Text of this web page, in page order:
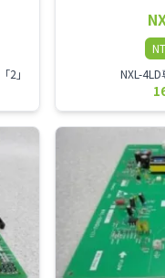
2」
NXL-